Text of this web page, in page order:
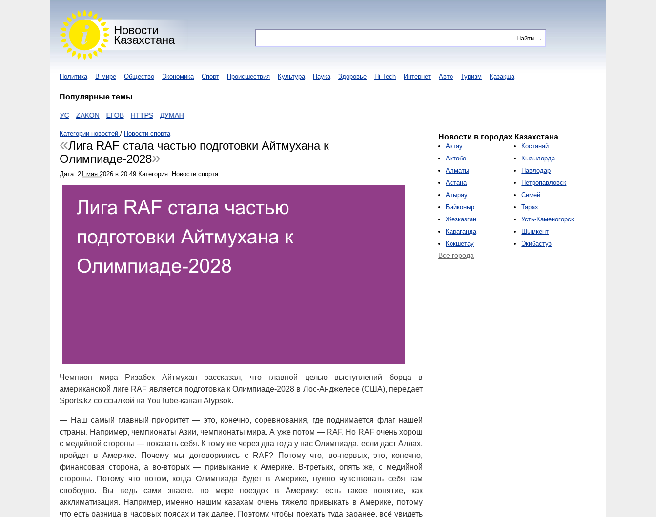
Новости
Казахстана
Политика В мире Общество Экономика Спорт Происшествия Культура Наука Здоровье Hi-Tech Интернет Авто Туризм Қазақша
Популярные темы
ZAKON ЕГОВ HTTPS ДУМАН
Категории новостей / Новости спорта
Лига RAF стала частью подготовки Айтмухана к
Олимпиаде-2028
Дата: 21 мая 2026 в 20:49 Категория: Новости спорта
Чемпион мира Ризабек Айтмухан рассказал, что главной целью выступлений борца в
американской лиге RAF является подготовка к Олимпиаде-2028 в Лос-Анджелесе (США), передает
Sports.kz со ссылкой на YouTube-канал Alypsok.
— Наш самый главный приоритет — это, конечно, соревнования, где поднимается флаг нашей
страны. Например, чемпионаты Азии, чемпионаты мира. А уже потом — RAF. Но RAF очень хорош
с медийной стороны — показать себя. К тому же через два года у нас Олимпиада, если даст Аллах,
пройдет в Америке. Почему мы договорились с RAF? Потому что, во-первых, это, конечно,
финансовая сторона, а во-вторых — привыкание к Америке. В-третьих, опять же, с медийной
стороны. Потому что потом, когда Олимпиада будет в Америке, нужно чувствовать себя там
свободно. Вы ведь сами знаете, по мере поездок в Америку: есть такое понятие, как
акклиматизация. Например, именно нашим казахам очень тяжело привыкать в Америке, потому
что есть разница в часовых поясах и так далее. Поэтому, чтобы поехать туда заранее, всё увидеть
Новости в городах Казахстана
Актау
Актобе
Алматы
Астана
Атырау
Байконыр
Жезказган
Караганда
Кокшетау
Костанай
Кызылорда
Павлодар
Петропавловск
Семей
Тараз
Усть-Каменогорск
Шымкент
Экибастуз
Все города